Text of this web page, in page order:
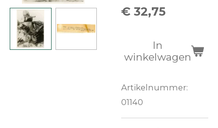
€ 32,75
In
winkelwagen
Artikelnummer:
01140